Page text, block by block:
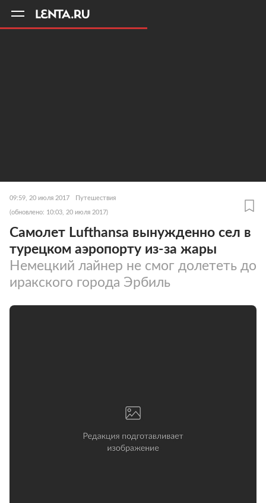
09:59, 20 июля 2017 Путешествия
(обновлено: 10:03, 20 июля 2017)
Самолет Lufthansa вынужденно сел в
турецком аэропорту из-за жары
Немецкий лайнер не смог долететь до
иракского города Эрбиль